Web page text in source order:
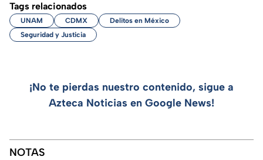
Tags relacionados
UNAM CDMX
Delitos en México
Seguridad y Justicia
¡No te pierdas nuestro contenido, sigue a
Azteca Noticias en Google News!
NOTAS